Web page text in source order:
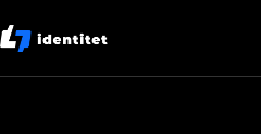
to
content